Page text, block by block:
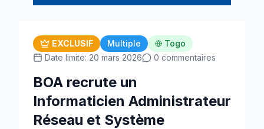
EXCLUSIF Multiple
Togo
Date limite: 20 mars 2026
0 commentaires
BOA recrute un
Informaticien Administrateur
Réseau et Système